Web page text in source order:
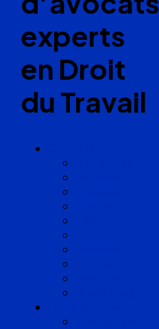
experts
en Droit
du Travail